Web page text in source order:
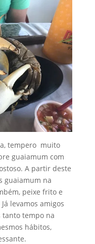
tempero muito
guaiamum com
A partir deste
guaiamum na
peixe frito e
levamos amigos
tanto tempo na
hábitos,